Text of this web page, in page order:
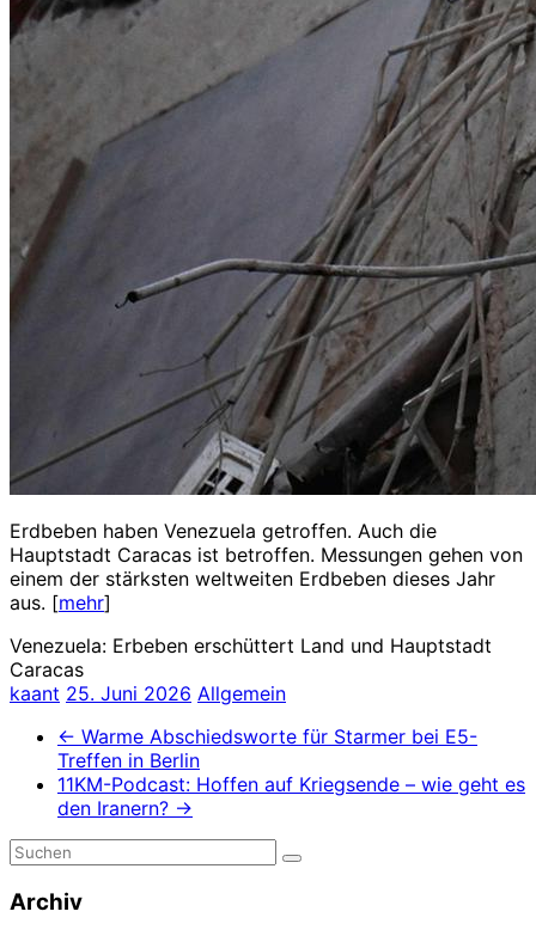
Erdbeben haben Venezuela getroffen. Auch die
Hauptstadt Caracas ist betroffen. Messungen gehen von
einem der stärksten weltweiten Erdbeben dieses Jahr
aus. [mehr]
Venezuela: Erbeben erschüttert Land und Hauptstadt
Caracas
kaant 25. Juni 2026 Allgemein
← Warme Abschiedsworte für Starmer bei E5-
Treffen in Berlin
11KM-Podcast: Hoffen auf Kriegsende – wie geht es
den Iranern? →
Archiv